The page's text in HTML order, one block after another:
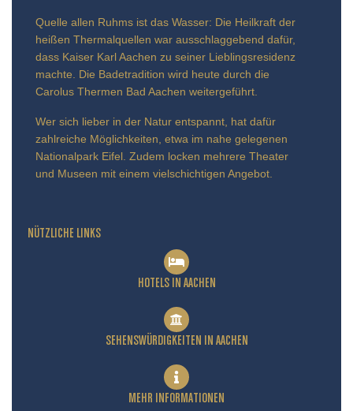
Quelle allen Ruhms ist das Wasser: Die Heilkraft der
heißen Thermalquellen war ausschlaggebend dafür,
dass Kaiser Karl Aachen zu seiner Lieblingsresidenz
machte. Die Badetradition wird heute durch die
Carolus Thermen Bad Aachen weitergeführt.
Wer sich lieber in der Natur entspannt, hat dafür
zahlreiche Möglichkeiten, etwa im nahe gelegenen
Nationalpark Eifel. Zudem locken mehrere Theater
und Museen mit einem vielschichtigen Angebot.
NÜTZLICHE LINKS
HOTELS IN AACHEN
SEHENSWÜRDIGKEITEN IN AACHEN
MEHR INFORMATIONEN